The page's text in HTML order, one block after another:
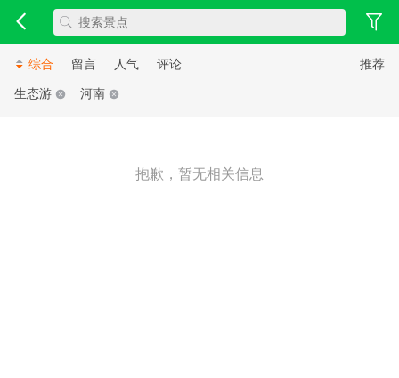
推荐
综合 留言 人气
评论
生态游
河南
抱歉，暂无相关信息